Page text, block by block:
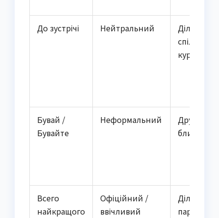
До зустрічі Нейтральний
Ділове
курси,
Бувай /
Бувайте
Неформальний
Друзі,
близьке
Всего
найкращого
Офіційний /
ввічливий
Ділові
партнери,